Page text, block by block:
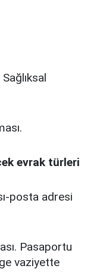
evrak türleri
posta adresi
Pasaportu
vaziyette